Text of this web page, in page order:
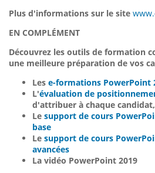
Plus d'informations sur le site
EN COMPLÉMENT
Découvrez les outils de formation
une meilleure préparation de vos
Les e-formations PowerPoint
L'évaluation de
d'attribuer à chaque
Le support de cours
base
Le support de cours
avancées
La vidéo PowerPoint 2019